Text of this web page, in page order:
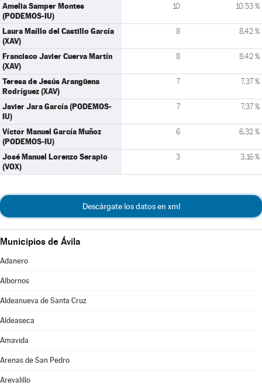
Amelia Samper Montes
(PODEMOS-IU)
10 10,53 %
Laura Maíllo del Castillo García
(XAV)
8 8,42 %
Francisco Javier Cuerva Martín
(XAV)
8 8,42 %
Teresa de Jesús Arangüena
Rodríguez (XAV)
7 7,37 %
Javier Jara García (PODEMOS-
IU)
7 7,37 %
Víctor Manuel García Muñoz
(PODEMOS-IU)
6 6,32 %
José Manuel Lorenzo Serapio
(VOX)
3 3,16 %
Descárgate los datos en xml
Municipios de Ávila
Adanero
Albornos
Aldeanueva de Santa Cruz
Aldeaseca
Amavida
Arenas de San Pedro
Arevalillo